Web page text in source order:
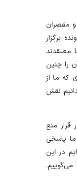
برای عاملان و مقصران
به این پرونده برگزار
معتقدند
را چنین
که ما از
و ۹ نفر دیگر که ما حتی نمی‌دانیم نقش
منع
پاسخی
در این